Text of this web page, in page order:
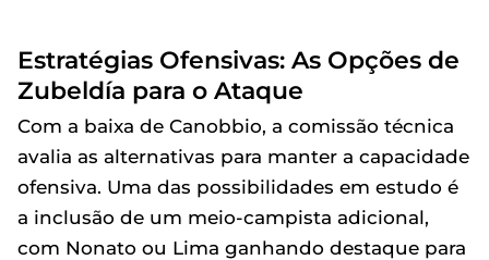
Estratégias Ofensivas: As Opções de
Zubeldía para o Ataque
Com a baixa de Canobbio, a comissão técnica
avalia as alternativas para manter a capacidade
ofensiva. Uma das possibilidades em estudo é
a inclusão de um meio-campista adicional,
com Nonato ou Lima ganhando destaque para